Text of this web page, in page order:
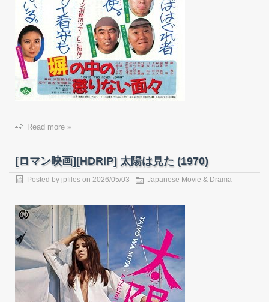
Read more »
[ロマン映画][HDRIP] 太陽は見た (1970)
Posted by jpfiles on 2026/05/03 Japanese Movie & Drama